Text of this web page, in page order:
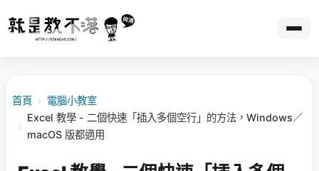
首頁 › 電腦小教室
›
Excel 教學 - 二個快速「插入多個空行」的方法，Windows／
macOS 版都適用